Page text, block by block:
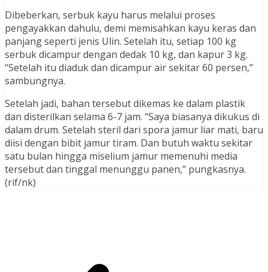
Dibeberkan, serbuk kayu harus melalui proses
pengayakkan dahulu, demi memisahkan kayu keras dan
panjang seperti jenis Ulin. Setelah itu, setiap 100 kg
serbuk dicampur dengan dedak 10 kg, dan kapur 3 kg.
“Setelah itu diaduk dan dicampur air sekitar 60 persen,”
sambungnya.
Setelah jadi, bahan tersebut dikemas ke dalam plastik
dan disterilkan selama 6-7 jam. “Saya biasanya dikukus di
dalam drum. Setelah steril dari spora jamur liar mati, baru
diisi dengan bibit jamur tiram. Dan butuh waktu sekitar
satu bulan hingga miselium jamur memenuhi media
tersebut dan tinggal menunggu panen,” pungkasnya.
(rif/nk)